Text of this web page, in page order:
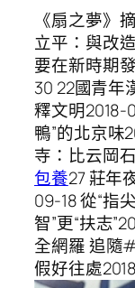
《扇之夢》
立平：與改
要在新時期
30 22國青年
釋文明2018-
鴨”的北京味
寺：比云岡
包養27 莊年
09-18 從“指
智”更“扶志
全網羅 追隨
假好往處